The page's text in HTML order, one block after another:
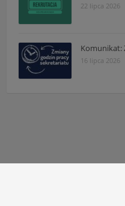
22 lipca 2026
Komunikat:
16 lipca 2026